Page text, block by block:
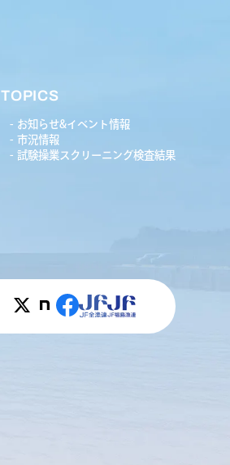
TOPICS
お知らせ&イベント情報
市況情報
試験操業スクリーニング検査結果